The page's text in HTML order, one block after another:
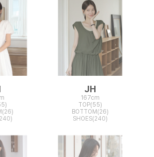
JH
167cm
TOP(55)
BOTTOM(26)
SHOES(240)